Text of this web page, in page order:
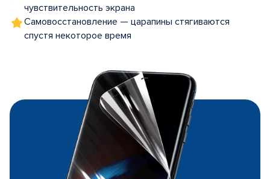
чувствительность экрана
Самовосстановление — царапины стягиваются
спустя некоторое время